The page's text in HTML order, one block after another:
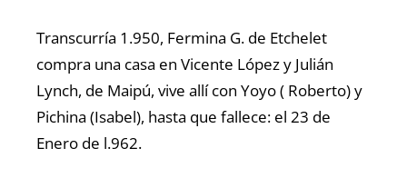
Transcurría 1.950, Fermina G. de Etchelet
compra una casa en Vicente López y Julián
Lynch, de Maipú, vive allí con Yoyo ( Roberto) y
Pichina (Isabel), hasta que fallece: el 23 de
Enero de l.962.